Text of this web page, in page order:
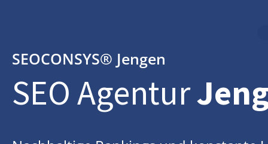
SEOCONSYS® Jengen
SEO Agentur